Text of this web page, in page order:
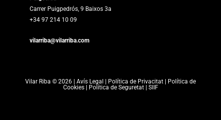
Carrer Puigpedrós, 9 Baixos 3a
+34 97 214 10 09
vilarriba@vilarriba.com
Vilar Riba © 2026 | Avís Legal Política de Privacitat
Política de
Cookies| Política de Seguretat| SIIF